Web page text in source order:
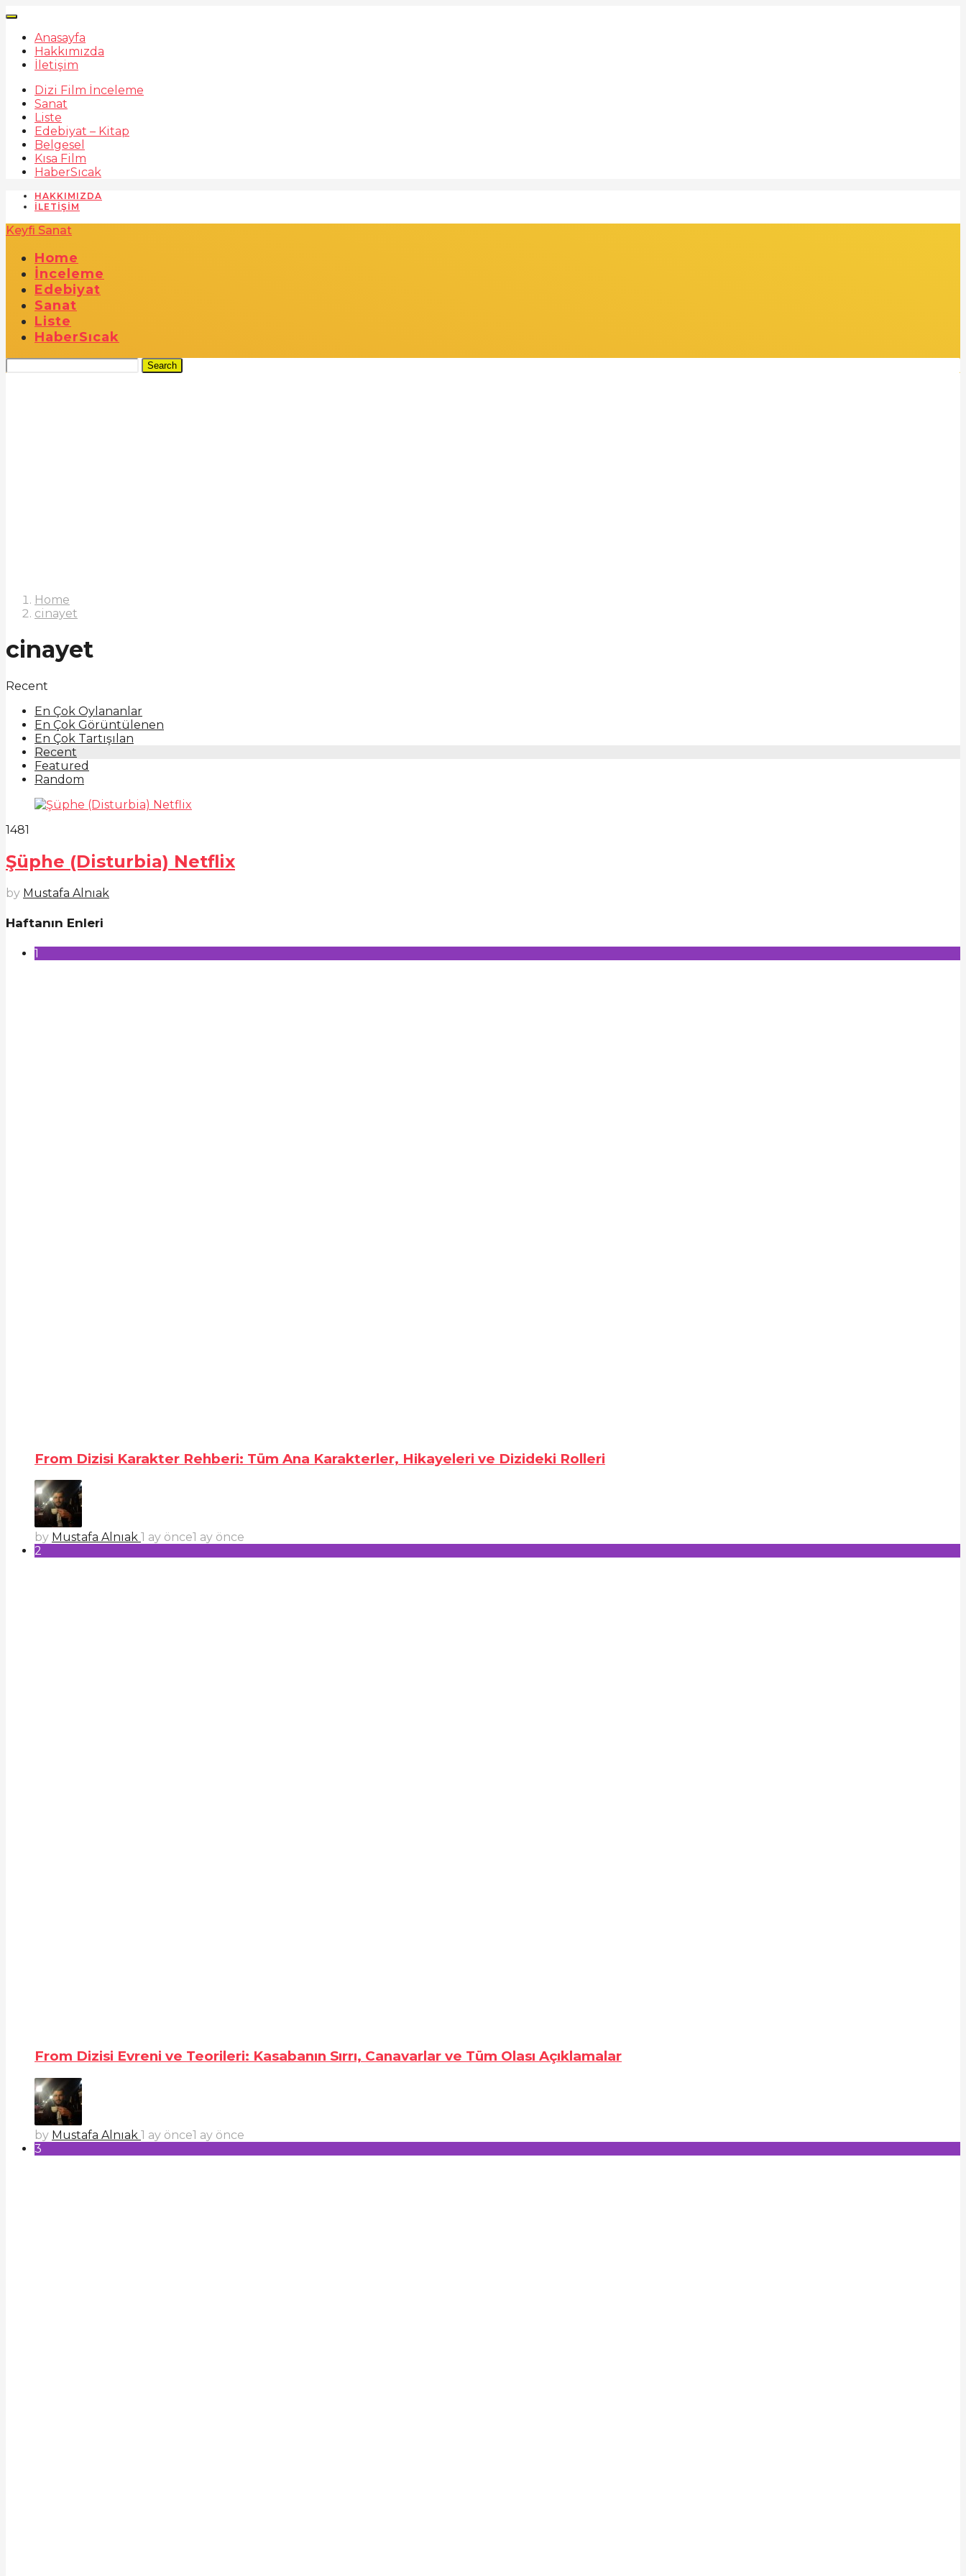
Anasayfa
Hakkımızda
İletişim
Dizi Film İnceleme
Sanat
Liste
Edebiyat – Kitap
Belgesel
Kısa Film
HaberSıcak
HAKKIMIZDA
İLETIŞIM
Keyfi Sanat
Home
İnceleme
Edebiyat
Sanat
Liste
HaberSıcak
Search
Home
cinayet
cinayet
Recent
En Çok Oylananlar
En Çok Görüntülenen
En Çok Tartışılan
Recent
Featured
Random
1481
Şüphe (Disturbia) Netflix
by Mustafa Alnıak
Haftanın Enleri
1
From Dizisi Karakter Rehberi: Tüm Ana Karakterler, Hikayeleri ve Dizideki Rolleri
by Mustafa Alnıak 1 ay önce1 ay önce
2
From Dizisi Evreni ve Teorileri: Kasabanın Sırrı, Canavarlar ve Tüm Olası Açıklamalar
by Mustafa Alnıak 1 ay önce1 ay önce
3